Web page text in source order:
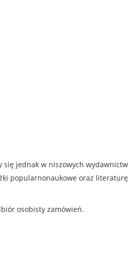
jednak w niszowych
popularnonaukowe oraz
osobisty zamówień.